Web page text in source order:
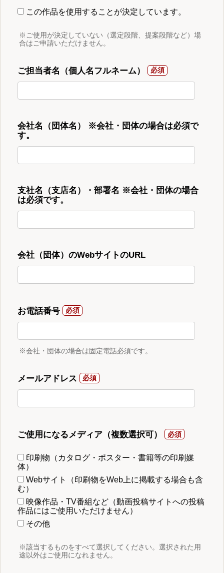
この作品を使用することが決定しています。
※ご使用が決定していない（選定段階、提案段階など）場
合はご申請いただけません。
ご担当者名（個人名フルネーム）
会社名（団体名） ※会社・団体の場合は必須で
す。
支社名（支店名）・部署名 ※会社・団体の場合
は必須です。
会社（団体）のWebサイトのURL
お電話番号
※会社・団体の場合は固定電話必須です。
メールアドレス
ご使用になるメディア（複数選択可）
印刷物（カタログ・ポスター・書籍等の印刷媒
体）
Webサイト（印刷物をWeb上に掲載する場合も含
む）
映像作品・TV番組など（動画投稿サイトへの投稿
作品にはご使用いただけません）
その他
※該当するものをすべて選択してください。選択された用
途以外はご使用になれません。